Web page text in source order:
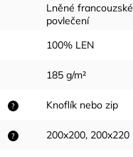
Lněné francouzské
povlečení
100% LEN
185 g/m²
? Knoflík nebo zip
? 200x200, 200x220